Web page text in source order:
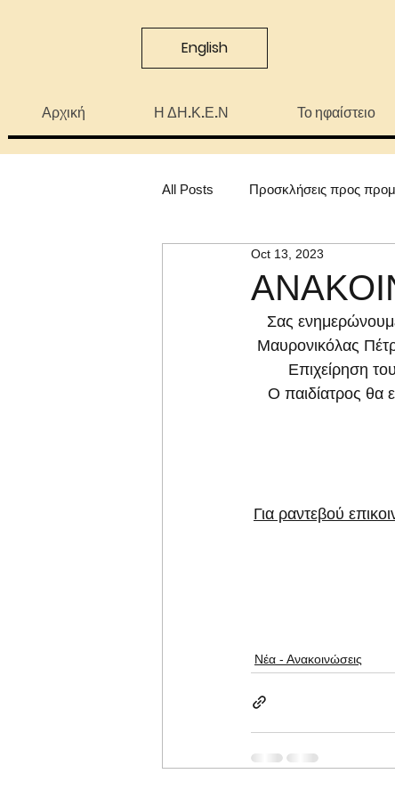
Αρχική Η ΔΗ.Κ.Ε.Ν Το ηφαίστειο
English
All Posts Προσκλήσεις προς
Oct 13, 2023
Σας
Μαυρονικόλας
Επιχείρηση
Ο παιδίατρος θα
Για ραντεβού
Νέα - Ανακοινώσεις